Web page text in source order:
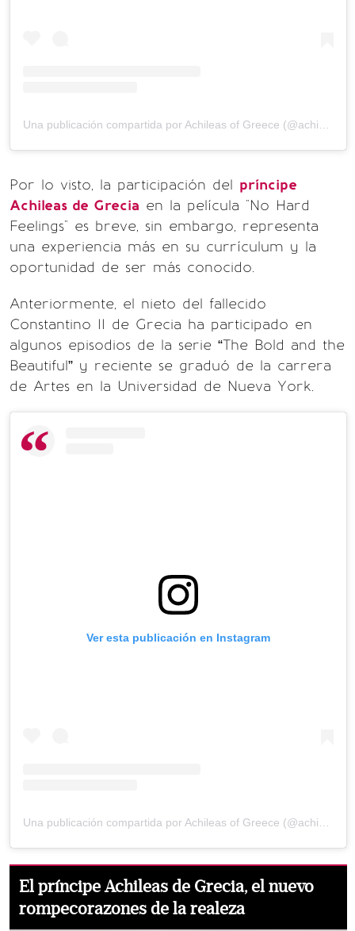
Una publicación compartida por Achileas of Greece (@achi_of_greece)
Por lo visto, la participación del príncipe
Achileas de Grecia en la película "No Hard
Feelings" es breve, sin embargo, representa
una experiencia más en su currículum y la
oportunidad de ser más conocido.
Anteriormente, el nieto del fallecido
Constantino II de Grecia ha participado en
algunos episodios de la serie “The Bold and the
Beautiful” y reciente se graduó de la carrera
de Artes en la Universidad de Nueva York.
Ver esta publicación en Instagram
El príncipe Achileas de Grecia, el nuevo
rompecorazones de la realeza